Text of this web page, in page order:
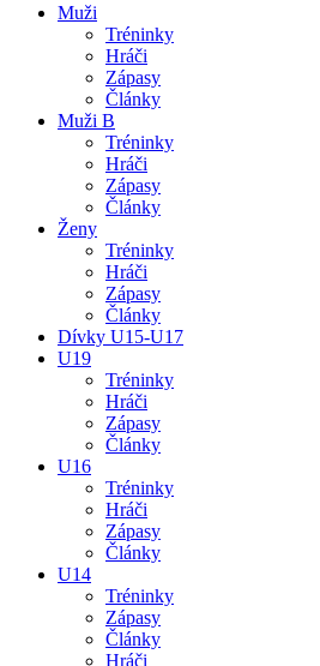
Muži
Tréninky
Hráči
Zápasy
Články
Muži B
Tréninky
Hráči
Zápasy
Články
Ženy
Tréninky
Hráči
Zápasy
Články
Dívky U15-U17
U19
Tréninky
Hráči
Zápasy
Články
U16
Tréninky
Hráči
Zápasy
Články
U14
Tréninky
Zápasy
Články
Hráči